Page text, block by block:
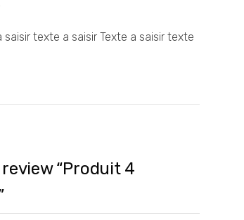
texte a saisir Texte a saisir texte
“Produit 4